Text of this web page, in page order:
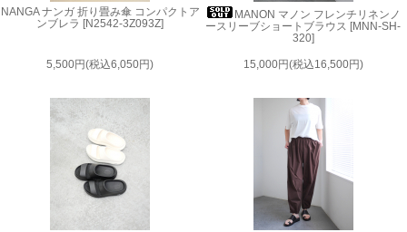
NANGA ナンガ 折り畳み傘 コンパクトア
ンブレラ [N2542-3Z093Z]
5,500円(税込6,050円)
MANON マノン フレンチリネンノ
ースリーブショートブラウス [MNN-SH-
320]
15,000円(税込16,500円)